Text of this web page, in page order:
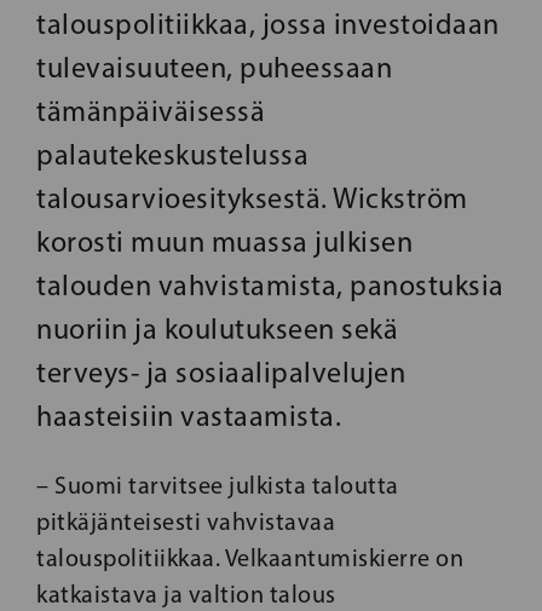
talouspolitiikkaa, jossa investoidaan
tulevaisuuteen, puheessaan
tämänpäiväisessä
palautekeskustelussa
talousarvioesityksestä. Wickström
korosti muun muassa julkisen
talouden vahvistamista, panostuksia
nuoriin ja koulutukseen sekä
terveys- ja sosiaalipalvelujen
haasteisiin vastaamista.
– Suomi tarvitsee julkista taloutta
pitkäjänteisesti vahvistavaa
talouspolitiikkaa. Velkaantumiskierre on
katkaistava ja valtion talous